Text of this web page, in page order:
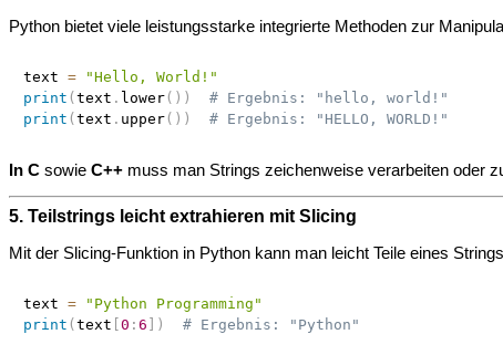
Python bietet viele leistungsstarke integrierte Methoden zur
text =
"Hello, World!"
print ( text . lower( ) )
# Ergebnis: "hello, world!"
print ( text . upper( ) ) # Ergebnis: "HELLO, WORLD!"
In C sowie C++ muss man Strings zeichenweise verarbeiten oder
5. Teilstrings leicht extrahieren mit Slicing
Mit der Slicing-Funktion in Python kann man leicht Teile eines
text =
"Python Programming"
print ( text 0 : 6 ) # Ergebnis: "Python"